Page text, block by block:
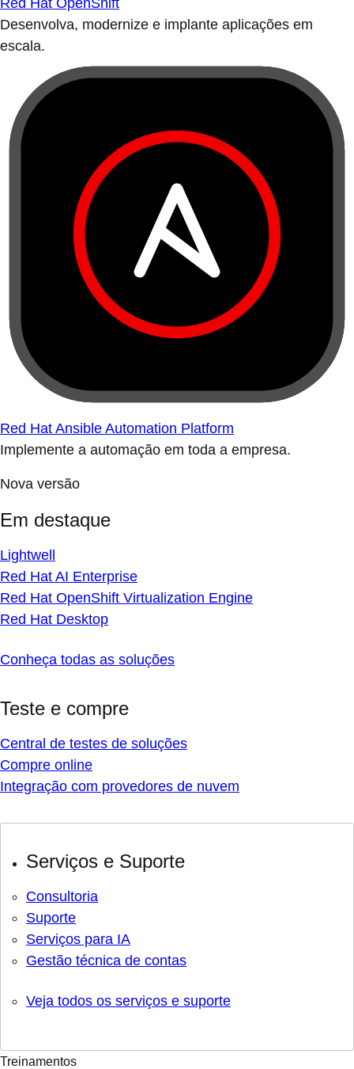
Red Hat OpenShift
Desenvolva, modernize e implante aplicações em
escala.
Red Hat Ansible Automation Platform
Implemente a automação em toda a empresa.
Nova versão
Em destaque
Lightwell
Red Hat AI Enterprise
Red Hat OpenShift Virtualization Engine
Red Hat Desktop
Conheça todas as soluções
Teste e compre
Central de testes de soluções
Compre online
Integração com provedores de nuvem
Serviços e Suporte
Consultoria
Suporte
Serviços para IA
Gestão técnica de contas
Veja todos os serviços e suporte
Treinamentos